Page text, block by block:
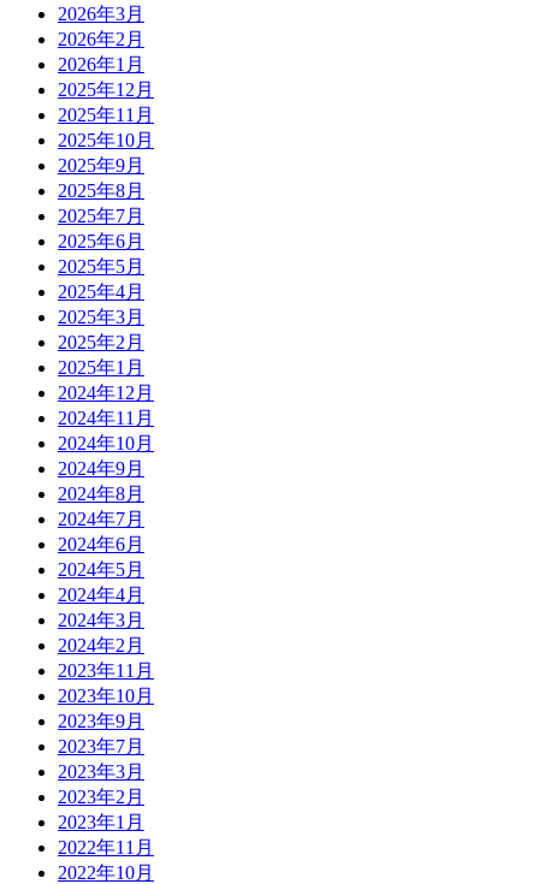
2026年3月
2026年2月
2026年1月
2025年12月
2025年11月
2025年10月
2025年9月
2025年8月
2025年7月
2025年6月
2025年5月
2025年4月
2025年3月
2025年2月
2025年1月
2024年12月
2024年11月
2024年10月
2024年9月
2024年8月
2024年7月
2024年6月
2024年5月
2024年4月
2024年3月
2024年2月
2023年11月
2023年10月
2023年9月
2023年7月
2023年3月
2023年2月
2023年1月
2022年11月
2022年10月